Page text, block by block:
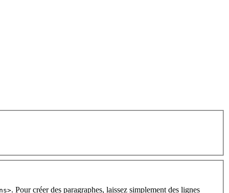
. Pour créer des paragraphes, laissez simplement des lignes